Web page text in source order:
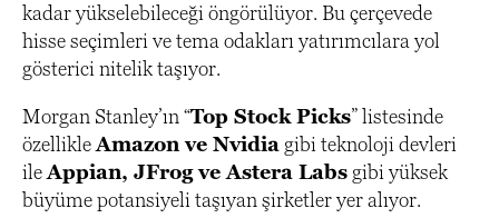
kadar yükselebileceği öngörülüyor. Bu çerçevede
hisse seçimleri ve tema odakları yatırımcılara yol
gösterici nitelik taşıyor.
Morgan Stanley’ın “Top Stock Picks” listesinde
özellikle Amazon ve Nvidia gibi teknoloji devleri
ile Appian, JFrog ve Astera Labs gibi yüksek
büyüme potansiyeli taşıyan şirketler yer alıyor.